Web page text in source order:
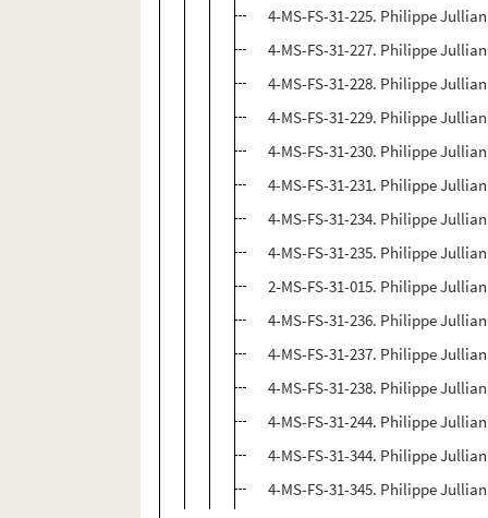
4-MS-FS-31-225. Philippe
4-MS-FS-31-227. Philippe
4-MS-FS-31-228. Philippe
4-MS-FS-31-229. Philippe
4-MS-FS-31-230. Philippe
4-MS-FS-31-231. Philippe
4-MS-FS-31-234. Philippe
4-MS-FS-31-235. Philippe
2-MS-FS-31-015. Philippe
4-MS-FS-31-236. Philippe
4-MS-FS-31-237. Philippe
4-MS-FS-31-238. Philippe
4-MS-FS-31-244. Philippe
4-MS-FS-31-344. Philippe
4-MS-FS-31-345. Philippe